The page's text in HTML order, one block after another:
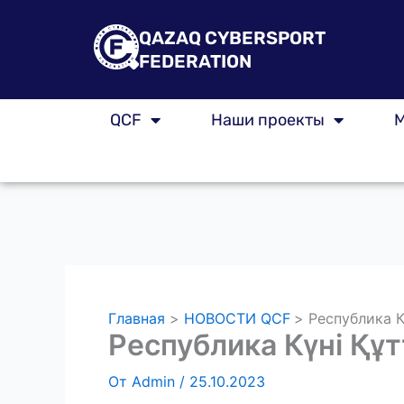
содержимому
QAZAQ CYBERSPORT
FEDERATION
QCF Наши проекты
Главная НОВОСТИ QCF Республика
Республика Күні
От Admin / 25.10.2023